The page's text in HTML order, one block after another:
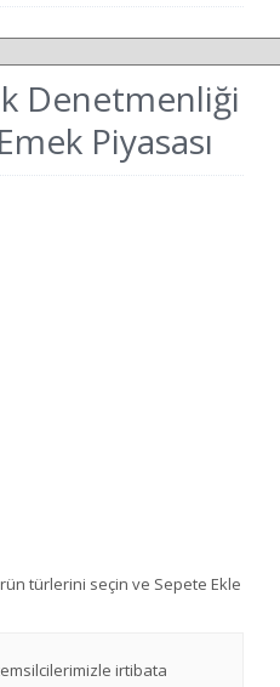
Denetmenliği
Piyasası
türlerini seçin ve Sepete Ekle
irtibata